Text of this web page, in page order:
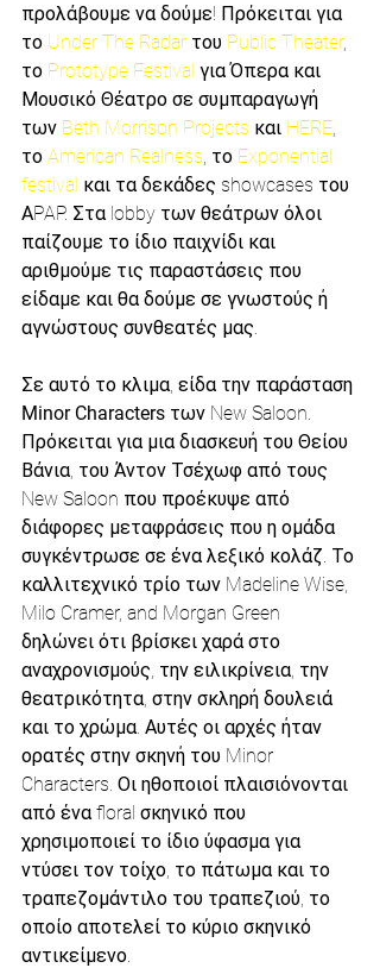
προλάβουμε να δούμε! Πρόκειται για
το Under The Radar του Public Theater,
το Prototype Festival για Όπερα και
Μουσικό Θέατρο σε συμπαραγωγή
των Beth Morrison Projects και HERE,
το American Realness, το Exponential
festival και τα δεκάδες showcases του
ΑPAP. Στα lobby των θεάτρων όλοι
παίζουμε το ίδιο παιχνίδι και
αριθμούμε τις παραστάσεις που
είδαμε και θα δούμε σε γνωστούς ή
αγνώστους συνθεατές μας.
Σε αυτό το κλιμα, είδα την παράσταση
Minor Characters των New Saloon.
Πρόκειται για μια διασκευή του Θείου
Βάνια, του Άντον Τσέχωφ από τους
New Saloon που προέκυψε από
διάφορες μεταφράσεις που η ομάδα
συγκέντρωσε σε ένα λεξικό κολάζ. Το
καλλιτεχνικό τρίο των Madeline Wise,
Milo Cramer, and Morgan Green
δηλώνει ότι βρίσκει χαρά στο
αναχρονισμούς, την ειλικρίνεια, την
θεατρικότητα, στην σκληρή δουλειά
και το χρώμα. Αυτές οι αρχές ήταν
ορατές στην σκηνή του Minor
Characters. Οι ηθοποιοί πλαισιόνονται
από ένα floral σκηνικό που
χρησιμοποιεί το ίδιο ύφασμα για
ντύσει τον τοίχο, το πάτωμα και το
τραπεζομάντιλο του τραπεζιού, το
οποίο αποτελεί το κύριο σκηνικό
αντικείμενο.